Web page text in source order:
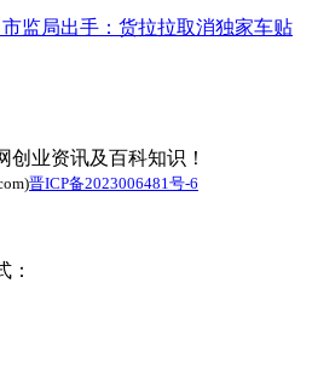
监局出手：货拉拉取消独家车贴
业资讯及百科知识！
晋ICP备2023006481号-6
：